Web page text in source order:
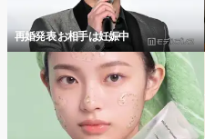
再婚発表 お相手は妊娠中